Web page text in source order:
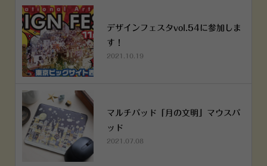
デザインフェスタvol.54に参加しま
す！
2021.10.19
マルチパッド「月の文明」マウスパ
ッド
2021.07.08